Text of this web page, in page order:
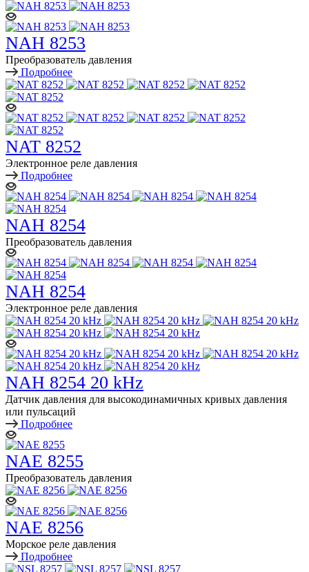
NAH 8253
Преобразователь давления
Подробнее
NAT 8252
Электронное реле давления
Подробнее
NAH 8254
Преобразователь давления
NAH 8254
Электронное реле давления
NAH 8254 20 kHz
Датчик давления для высокодинамичных кривых давления
или пульсаций
Подробнее
NAE 8255
Преобразователь давления
NAE 8256
Морское реле давления
Подробнее